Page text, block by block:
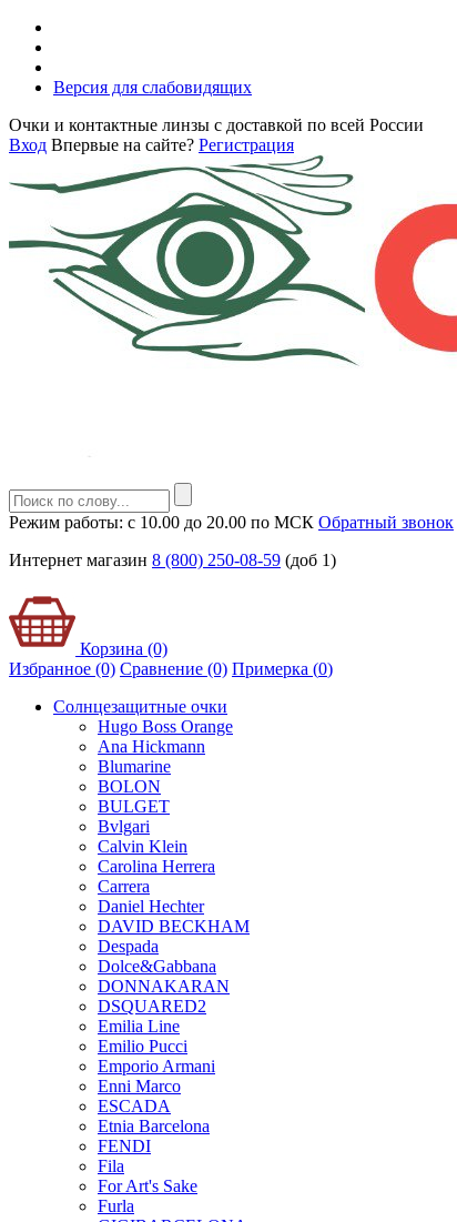
Версия для слабовидящих
Очки и контактные линзы с доставкой по всей России
Вход Впервые на сайте? Регистрация
Режим работы: с 10.00 до 20.00 по МСК Обратный звонок
Интернет магазин 8 (800) 250-08-59 (доб 1)
Корзина (0)
Избранное (0) Сравнение (0) Примерка (0)
Солнцезащитные очки
Hugo Boss Orange
Ana Hickmann
Blumarine
BOLON
BULGET
Bvlgari
Calvin Klein
Carolina Herrera
Carrera
Daniel Hechter
DAVID BECKHAM
Despada
Dolce&Gabbana
DONNAKARAN
DSQUARED2
Emilia Line
Emilio Pucci
Emporio Armani
Enni Marco
ESCADA
Etnia Barcelona
FENDI
Fila
For Art's Sake
Furla